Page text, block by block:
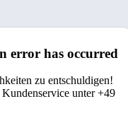
error has occurred
zu entschuldigen!
unter +49